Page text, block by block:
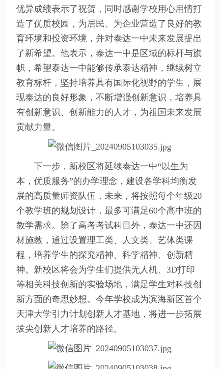
优异成绩表示了祝贺，同时感谢学校用心用情打
造了优质校园，为居民、为企业营造了良好的教
育环境和投资环境，并对泰达一中未来发展提出
了新希望。他表示，泰达一中是区域的标杆与旗
帜，希望泰达一中能够传承泰达精神，继续树立
教育标杆，坚持培养具有国际化视野的学生，展
现泰达的良好形象，不断增强创新意识，培养具
有创新意识、创新能力的人才，为祖国未来发展
贡献力量。
下一步，新校区将延续泰达一中“以生为
本，优质服务”的办学理念，建设各学科均衡发
展的高质量师资队伍，未来，将按照每个年级20
个教学班的规划设计，最多可满足60个高中班的
教学需求。除了高考考试科目外，泰达一中还因
材施教，通过设置理工类、人文类、艺体类课
程，培养学生的探究精神、科学精神、创新精
神。新校区将会为学生们提供无人机、3D打印
等相关科技创新的实验场地，满足学生对科技创
新方面的奇思妙想。今年学校成为滨海新区首个
天津大学引力计划创新人才基地，将进一步拓展
拔尖创新人才培养的路径。